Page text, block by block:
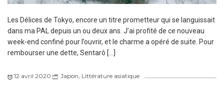
Les Délices de Tokyo, encore un titre prometteur qui se languissait
dans ma PAL depuis un ou deux ans. J’ai profité de ce nouveau
week-end confiné pour l’ouvrir, et le charme a opéré de suite. Pour
rembourser une dette, Sentarô […]
12 avril 2020 Japon, Littérature asiatique